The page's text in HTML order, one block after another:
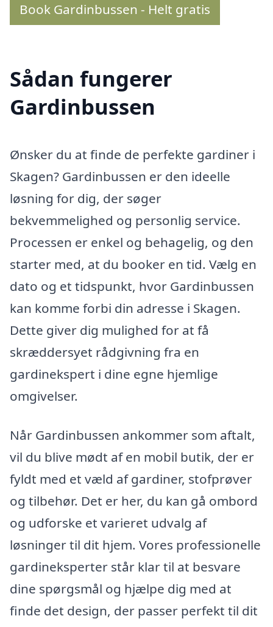
Book Gardinbussen - Helt gratis
Sådan fungerer
Gardinbussen
Ønsker du at finde de perfekte gardiner i
Skagen? Gardinbussen er den ideelle
løsning for dig, der søger
bekvemmelighed og personlig service.
Processen er enkel og behagelig, og den
starter med, at du booker en tid. Vælg en
dato og et tidspunkt, hvor Gardinbussen
kan komme forbi din adresse i Skagen.
Dette giver dig mulighed for at få
skræddersyet rådgivning fra en
gardinekspert i dine egne hjemlige
omgivelser.
Når Gardinbussen ankommer som aftalt,
vil du blive mødt af en mobil butik, der er
fyldt med et væld af gardiner, stofprøver
og tilbehør. Det er her, du kan gå ombord
og udforske et varieret udvalg af
løsninger til dit hjem. Vores professionelle
gardineksperter står klar til at besvare
dine spørgsmål og hjælpe dig med at
finde det design, der passer perfekt til dit